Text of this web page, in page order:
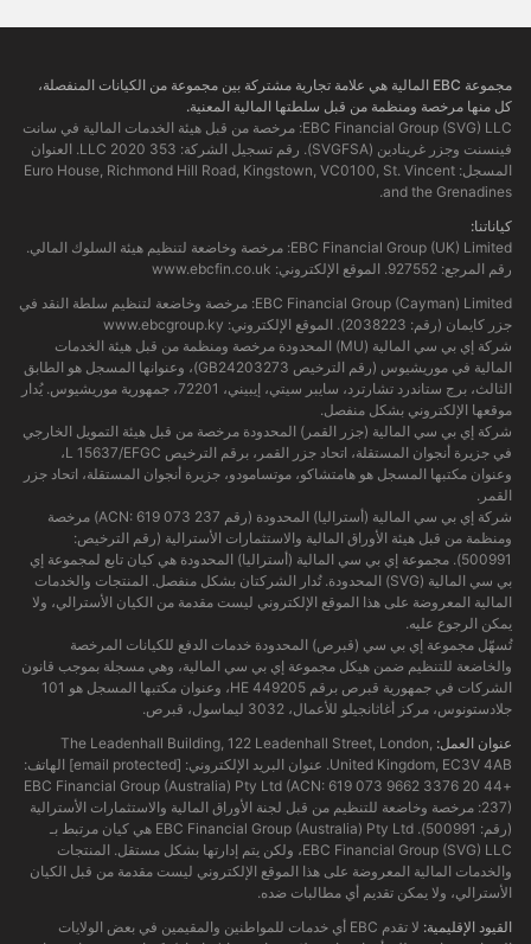
مجموعة EBC المالية هي علامة تجارية مشتركة بين مجموعة من الكيانات المنفصلة، ​​
كل منها مرخصة ومنظمة من قبل سلطتها المالية المعنية.
EBC Financial Group (SVG) LLC: مرخصة من قبل هيئة الخدمات المالية في سانت
فينسنت وجزر غرينادين (SVGFSA). رقم تسجيل الشركة: 353 LLC 2020. العنوان
المسجل: Euro House, Richmond Hill Road, Kingstown, VC0100, St. Vincent
and the Grenadines.
كياناتنا:
EBC Financial Group (UK) Limited: مرخصة وخاضعة لتنظيم هيئة السلوك المالي.
رقم المرجع: 927552. الموقع الإلكتروني:
www.ebcfin.co.uk
EBC Financial Group (Cayman) Limited: مرخصة وخاضعة لتنظيم سلطة النقد في
جزر كايمان (رقم: 2038223). الموقع الإلكتروني:
www.ebcgroup.ky
شركة إي بي سي المالية (MU) المحدودة مرخصة ومنظمة من قبل هيئة الخدمات
المالية في موريشيوس (رقم الترخيص GB24203273)، وعنوانها المسجل هو الطابق
الثالث، برج ستاندرد تشارترد، سايبر سيتي، إيبيني، 72201، جمهورية موريشيوس. يُدار
موقعها الإلكتروني بشكل منفصل.
شركة إي بي سي المالية (جزر القمر) المحدودة مرخصة من قبل هيئة التمويل الخارجي
في جزيرة أنجوان المستقلة، اتحاد جزر القمر، برقم الترخيص L 15637/EFGC،
وعنوان مكتبها المسجل هو هامتشاكو، موتسامودو، جزيرة أنجوان المستقلة، اتحاد جزر
القمر.
شركة إي بي سي المالية (أستراليا) المحدودة (رقم ACN: 619 073 237) مرخصة
ومنظمة من قبل هيئة الأوراق المالية والاستثمارات الأسترالية (رقم الترخيص:
500991). مجموعة إي بي سي المالية (أستراليا) المحدودة هي كيان تابع لمجموعة إي
بي سي المالية (SVG) المحدودة. تُدار الشركتان بشكل منفصل. المنتجات والخدمات
المالية المعروضة على هذا الموقع الإلكتروني ليست مقدمة من الكيان الأسترالي، ولا
يمكن الرجوع عليه.
تُسهّل مجموعة إي بي سي (قبرص) المحدودة خدمات الدفع للكيانات المرخصة
والخاضعة للتنظيم ضمن هيكل مجموعة إي بي سي المالية، وهي مسجلة بموجب قانون
الشركات في جمهورية قبرص برقم HE 449205، وعنوان مكتبها المسجل هو 101
جلادستونوس، مركز أغاثانجيلو للأعمال، 3032 ليماسول، قبرص.
عنوان العمل: The Leadenhall Building, 122 Leadenhall Street, London,
United Kingdom, EC3V 4AB. عنوان البريد الإلكتروني:
[email protected]
الهاتف:
+44 20 3376 9662 EBC Financial Group (Australia) Pty Ltd (ACN: 619 073
237): مرخصة وخاضعة للتنظيم من قبل لجنة الأوراق المالية والاستثمارات الأسترالية
(رقم: 500991). EBC Financial Group (Australia) Pty Ltd هي كيان مرتبط بـ
EBC Financial Group (SVG) LLC، ولكن يتم إدارتها بشكل مستقل. المنتجات
والخدمات المالية المعروضة على هذا الموقع الإلكتروني ليست مقدمة من قبل الكيان
الأسترالي، ولا يمكن تقديم أي مطالبات ضده.
القيود الإقليمية:
لا تقدم EBC أي خدمات للمواطنين والمقيمين في بعض الولايات